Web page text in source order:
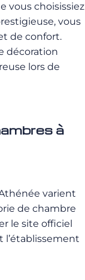
vous choisissiez
vous
de confort.
décoration
lors de
à
varient
de chambre
le site officiel
l’établissement